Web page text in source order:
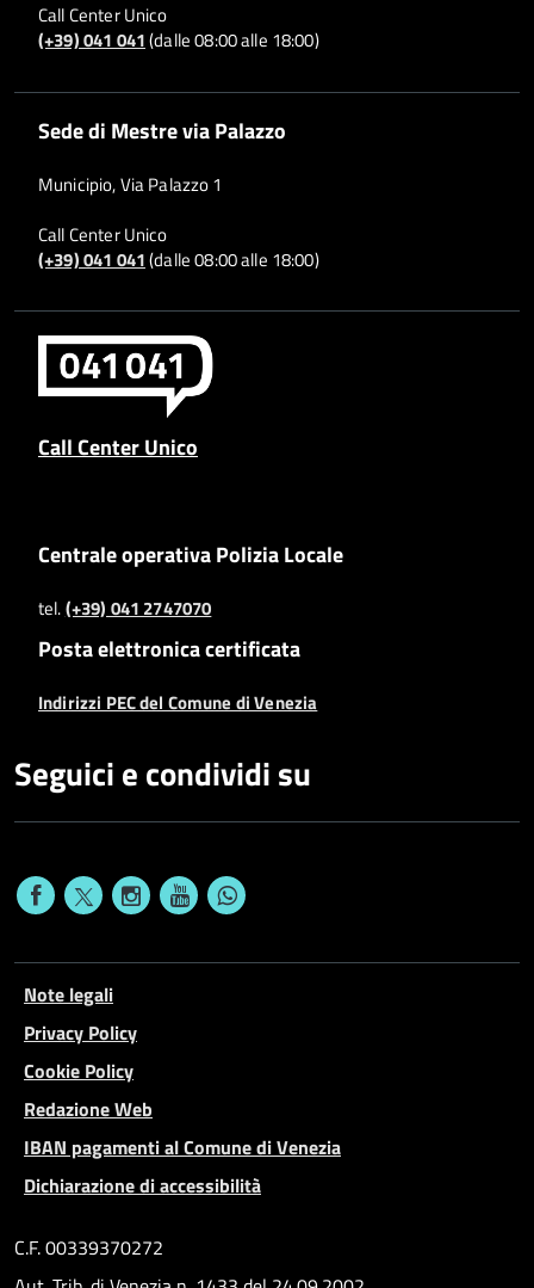
Call Center Unico
(+39) 041 041(dalle 08:00 alle 18:00)
Sede di Mestre via Palazzo
Municipio, Via Palazzo 1
Call Center Unico
(+39) 041 041(dalle 08:00 alle 18:00)
Call Center Unico
Centrale operativa Polizia Locale
tel.(+39) 041 2747070
Posta elettronica certificata
Indirizzi PEC del Comune di Venezia
Seguici e condividi su
Note legali
Privacy Policy
Cookie Policy
Redazione Web
IBAN pagamenti al Comune di Venezia
Dichiarazione di accessibilità
C.F. 00339370272